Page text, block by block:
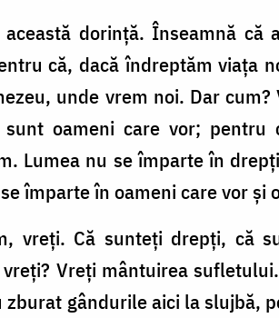
dorinţă. Înseamnă că
că, dacă îndreptăm viaţa
unde vrem noi. Dar
oameni care vor; pentru
Lumea nu se împarte în
împarte în oameni care vor şi
vreţi. Că sunteţi drepţi, că
Vreţi mântuirea
gândurile aici la slujbă,